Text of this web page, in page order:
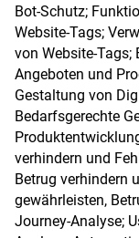
Bot-Schutz;
Website-Tags;
von Website-
Angeboten und
Gestaltung von
Bedarfsgerechte
verhindern und
Betrug verhindern
gewährleisten,
Journey-Analyse;